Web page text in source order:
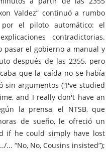
Valdez” continuó a rumbo
por el piloto automático: el
contradictorias.
pasar el gobierno a manual y
después de las 2355, pero
que la caída no se había
sin argumentos (“I've studied
and I really don't have an
la prensa, el NTSB, que
de sueño, le ofreció un
if he could simply have lost
“No, No, Cousins insisted”);